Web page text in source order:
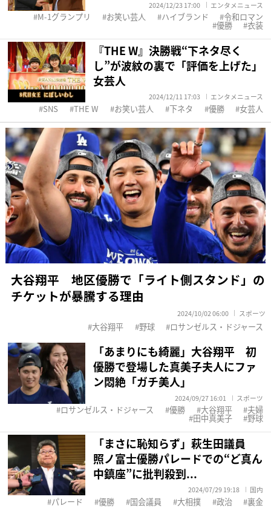
2024/12/23 17:00 エンタメニュース
M-1グランプリ お笑い芸人 ハイブランド 令和ロマン
優勝 衣装
『THE W』決勝戦“下ネタ尽く
し”が波紋の裏で「評価を上げた」
女芸人
2024/12/11 17:03 エンタメニュース
SNS THE W お笑い芸人 下ネタ 優勝 女芸人
大谷翔平 地区優勝で「ライト側スタンド」の
チケットが暴騰する理由
2024/10/02 06:00 スポーツ
大谷翔平 野球 ロサンゼルス・ドジャース
「あまりにも綺麗」大谷翔平 初
優勝で登場した真美子夫人にファ
ン悶絶「ガチ美人」
2024/09/27 16:01 スポーツ
ロサンゼルス・ドジャース 優勝 大谷翔平 夫婦
田中真美子 野球
「まさに恥知らず」萩生田議員
照ノ富士優勝パレードでの“ど真ん
中鎮座”に批判殺到...
2024/07/29 19:18 国内
パレード 優勝 国会議員 大相撲 政治 裏金